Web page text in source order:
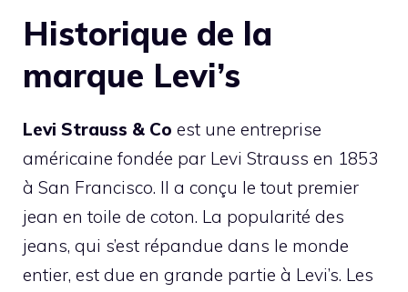
Historique de la
marque Levi’s
Levi Strauss & Co est une entreprise
américaine fondée par Levi Strauss en 1853
à San Francisco. Il a conçu le tout premier
jean en toile de coton. La popularité des
jeans, qui s’est répandue dans le monde
entier, est due en grande partie à Levi’s. Les